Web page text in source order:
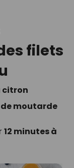
filets
citron
de moutarde
12 minutes à